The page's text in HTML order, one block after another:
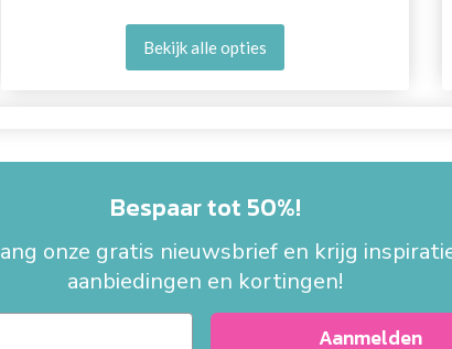
Bekijk alle opties
Bespaar tot 50%!
onze gratis nieuwsbrief en krijg
aanbiedingen en kortingen!
Aanmelden